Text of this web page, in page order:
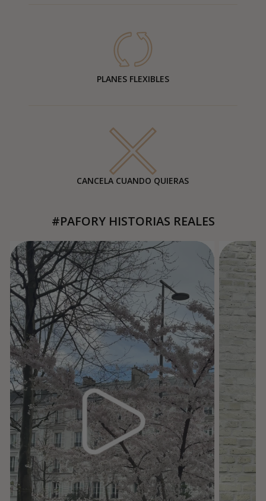
PLANES FLEXIBLES
CANCELA CUANDO QUIERAS
#PAFORY HISTORIAS REALES